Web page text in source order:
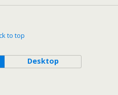
to top
Desktop